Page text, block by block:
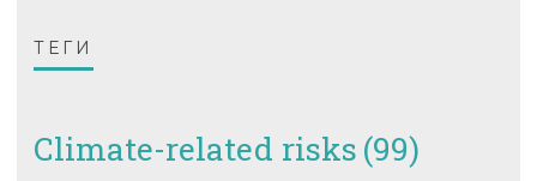
ТЕГИ
Climate-related risks (99)